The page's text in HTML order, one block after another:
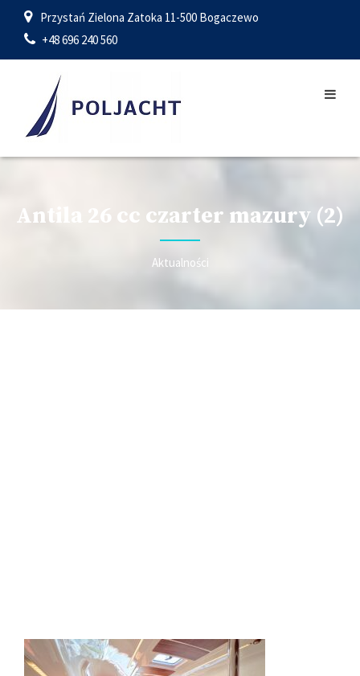
Przystań Zielona Zatoka 11-500 Bogaczewo
+48 696 240 560
Antila 26 cc czarter mazury (2)
Aktualności